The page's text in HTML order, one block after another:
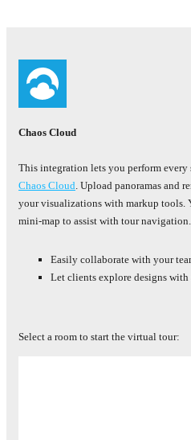
Chaos Cloud
This integration lets you perform every
Chaos Cloud . Upload panoramas and
your visualizations with markup tools.
mini-map to assist with tour navigation.
Easily collaborate with your
Let clients explore designs
Select a room to start the virtual tour: